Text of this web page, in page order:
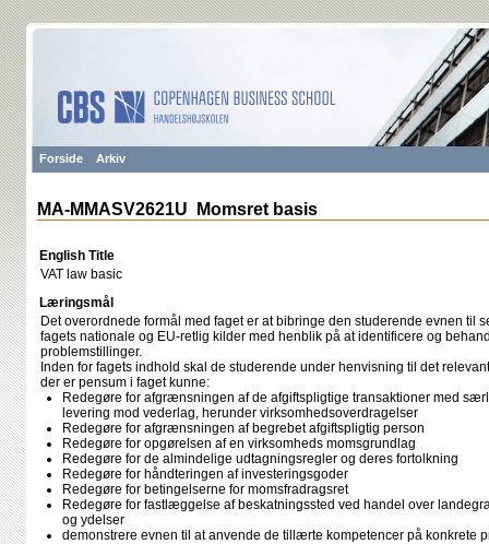
Forside Arkiv
MA-MMASV2621U Momsret basis
English Title
VAT law basic
Læringsmål
Det overordnede formål med faget er at bibringe den studerende evnen til
fagets nationale og EU-retlig kilder med henblik på at identificere og
problemstillinger.
Inden for fagets indhold skal de studerende under henvisning til det
der er pensum i faget kunne:
Redegøre for afgrænsningen af de afgiftspligtige transaktioner med
levering mod vederlag, herunder virksomhedsoverdragelser
Redegøre for afgrænsningen af begrebet afgiftspligtig person
Redegøre for opgørelsen af en virksomheds momsgrundlag
Redegøre for de almindelige udtagningsregler og deres fortolkning
Redegøre for håndteringen af investeringsgoder
Redegøre for betingelserne for momsfradragsret
Redegøre for fastlæggelse af beskatningssted ved handel over
og ydelser
demonstrere evnen til at anvende de tillærte kompetencer på konkrete